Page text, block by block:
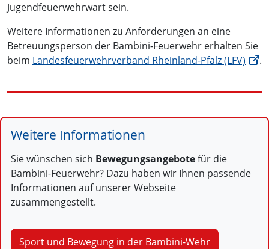
Jugendfeuerwehrwart sein.
Weitere Informationen zu Anforderungen an eine
Betreuungsperson der Bambini-Feuerwehr erhalten Sie
beim Landesfeuerwehrverband Rheinland-Pfalz (LFV) .
Weitere Informationen
Sie wünschen sich Bewegungsangebotefür die
Bambini-Feuerwehr? Dazu haben wir Ihnen passende
Informationen auf unserer Webseite
zusammengestellt.
Sport und Bewegung in der Bambini-Wehr